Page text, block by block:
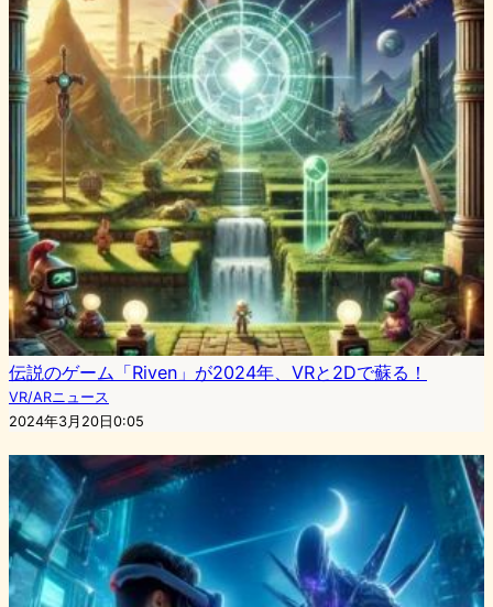
伝説のゲーム「Riven」が2024年、VRと2Dで蘇る！
VR/ARニュース
2024年3月20日0:05